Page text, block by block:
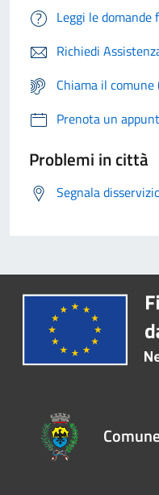
Leggi le domande
Richiedi
Chiama il
Prenota un
Problemi in città
Segnala